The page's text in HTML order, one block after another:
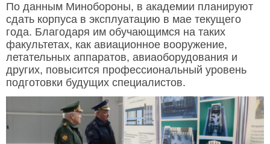
По данным Минобороны, в академии планируют
сдать корпуса в эксплуатацию в мае текущего
года. Благодаря им обучающимся на таких
факультетах, как авиационное вооружение,
летательных аппаратов, авиаоборудования и
других, повысится профессиональный уровень
подготовки будущих специалистов.